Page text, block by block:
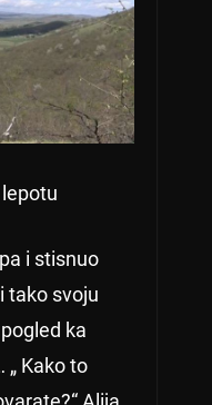
i stisnuo
tako svoju
ka
Kako to